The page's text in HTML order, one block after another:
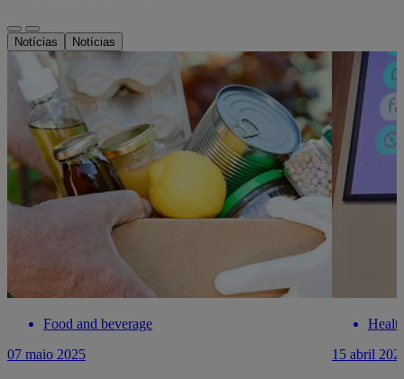
Notícias Notícias
Food and beverage
07 maio 2025
15 abril